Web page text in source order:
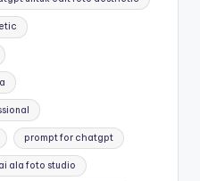
prompt for chatgpt
ala foto studio